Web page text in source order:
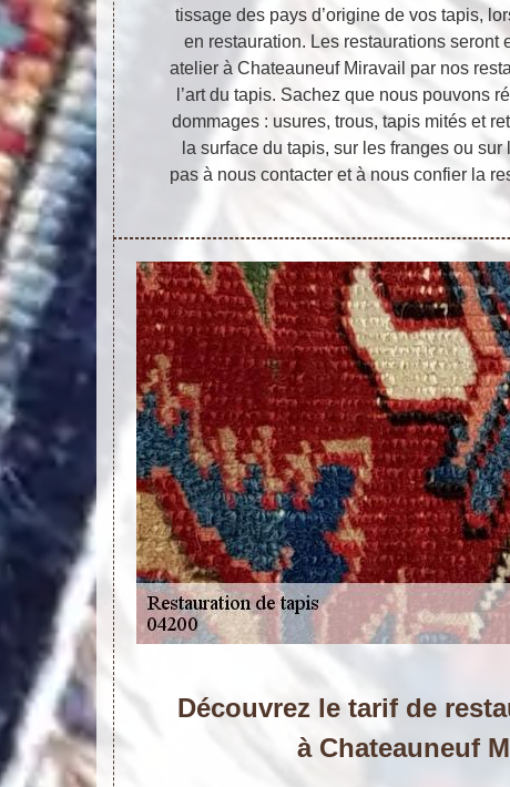
tissage des pays d’origine de vos tapis,
en restauration. Les restaurations seront
atelier à Chateauneuf Miravail par nos
l’art du tapis. Sachez que nous pouvons
dommages : usures, trous, tapis mités et
la surface du tapis, sur les franges ou sur
pas à nous contacter et à nous confier la
Découvrez le tarif de
à Chateauneuf